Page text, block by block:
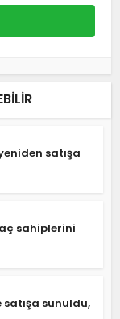
satışa
sahiplerini
satışa sunuldu,